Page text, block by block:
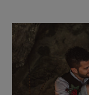
KONTAKT